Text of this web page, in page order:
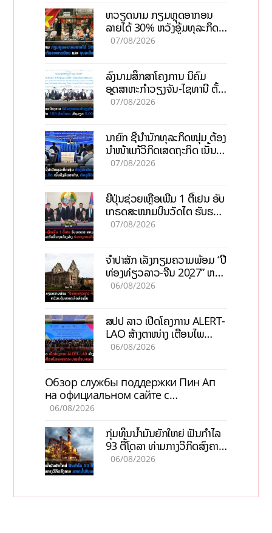
ຫວຽດນາມ ກຽມຫຼຸດອາກອນ
ລາຍໄດ້ 30% ຫວັງອູ້ມທຸລະກິດ
ຂະໜາດນ້ອຍ ແລະ ຈຸນລະ
07/08/2026
ລົງນາມສຶກສາໂຄງການ ນິຄົມ
ອຸດສາຫະກຳວຽງຈັນ-ໄຊທານີ ຕັ້ງ
ເປົ້າດຶງທຶນ 150 ລ້ານໂດລາ, ສ້າງ
07/08/2026
ນາຍົກ ຊີ້ນຳນັກທຸລະກິດໜຸ່ມ ຕ້ອງ
ນຳໜ້າແກ້ວິກິດເສດຖະກິດ ເນັ້ນດຶງ
ທຶນສາກົນ, ຫັນສູ່ດິຈິຕອນ
07/08/2026
ຍີ່ປຸ່ນຊ່ວຍເຫຼືອເພີ່ມ 1 ຕື້ເຢນ ອັບ
ເກຣດສະໜາມບິນວັດໄຕ ຮັບຮອງ
ການເຕີບໂຕ
07/08/2026
ຈຳປາສັກ ເລັ່ງກຽມຄວາມພ້ອມ “ປີ
ທ່ອງທ່ຽວລາວ-ຈີນ 2027” ຫວັງ
ກະຕຸ້ນເສດຖະກິດທ້ອງຖິ່ນ
06/08/2026
ສປປ ລາວ ເປີດໂຄງການ ALERT-
LAO ສ້າງຕາໜ່າງ ເຕືອນໄພ
ພະຍາດລະບາດທົ່ວປະເທດ
06/08/2026
Обзор службы поддержки Пин Ап
на официальном сайте с
актуальной информацией
06/08/2026
ກຸ່ມທຶນນ້ຳມັນຍັກໃຫຍ່ ຟັນກຳໄລ
93 ຕື້ໂດລາ ທ່າມກາງວິກິດສົງຄາມ
ລາຄານໍ້າມັນແພງ
06/08/2026